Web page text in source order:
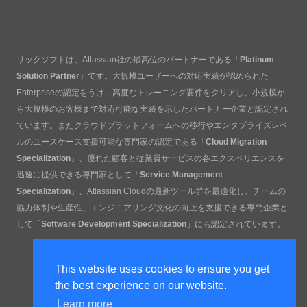
This website uses cookies to ensure you get
the best experience on our website.
Learn more
リックソフトは、Atlassian社の最高位のパートナーである「 Platinum
Solution Partner 」です。大規模ユーザーへの対応実績が認められた
Enterpriseの認定をうけ、高度なトレーニング要件をクリアし、小規模か
ら大規模のお客様まで対応可能な実績を示したパートナー企業と認定され
ています。またクラウドプラットフォームへの移行やエンタプライズレベ
ルのユースケース支援可能な専門家の認定である「 Cloud Migration
Specialization 」、優れた顧客と従業員サービスの各エクスペリエンスを
迅速に提供できる専門家として「 Service Management
Specialization 」、Atlassian Cloudの最新ツール群を最適化し、チームの
協力体制や生産性、エンジニアリング文化の向上を支援できる専門企業と
して「 Software Development Specialization 」にも認定されています。